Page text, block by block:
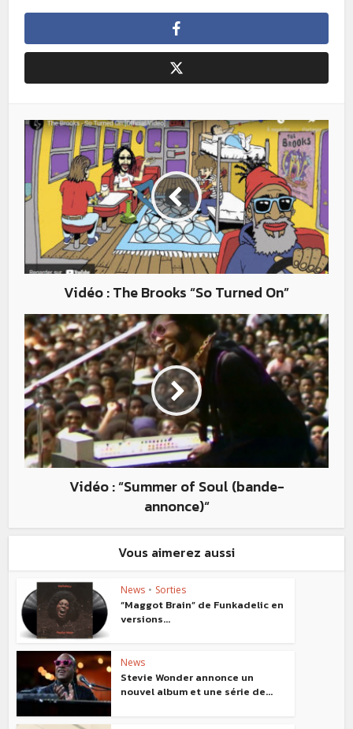
Vidéo : The Brooks “So Turned On”
Vidéo : “Summer of Soul (bande-
annonce)“
Vous aimerez aussi
News • Sorties
“Maggot Brain” de Funkadelic en
versions...
News
Stevie Wonder annonce un
nouvel album et une série de...